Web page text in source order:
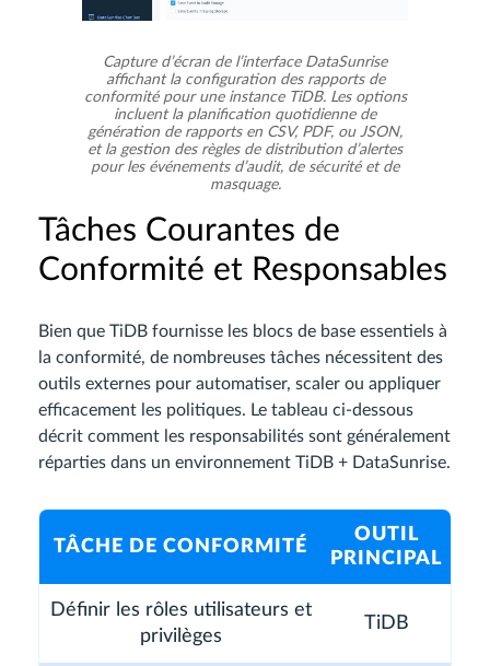
Capture d’écran de l’interface DataSunrise
affichant la configuration des rapports de
conformité pour une instance TiDB. Les options
incluent la planification quotidienne de
génération de rapports en CSV, PDF, ou JSON,
et la gestion des règles de distribution d’alertes
pour les événements d’audit, de sécurité et de
masquage.
Tâches Courantes de
Conformité et Responsables
Bien que TiDB fournisse les blocs de base essentiels à
la conformité, de nombreuses tâches nécessitent des
outils externes pour automatiser, scaler ou appliquer
efficacement les politiques. Le tableau ci-dessous
décrit comment les responsabilités sont généralement
réparties dans un environnement TiDB + DataSunrise.
TÂCHE DE CONFORMITÉ
OUTIL
PRINCIPAL
Définir les rôles utilisateurs et
privilèges
TiDB